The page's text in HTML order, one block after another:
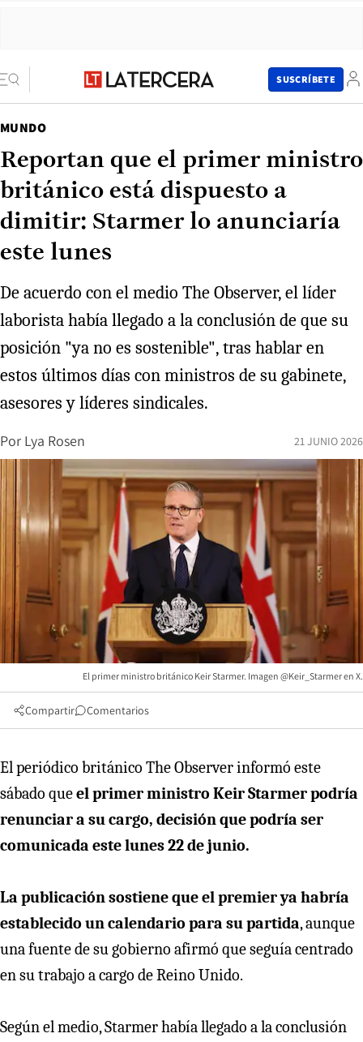
SUSCRÍBETE
MUNDO
Reportan que el primer ministro
británico está dispuesto a
dimitir: Starmer lo anunciaría
este lunes
De acuerdo con el medio The Observer, el líder
laborista había llegado a la conclusión de que su
posición "ya no es sostenible", tras hablar en
estos últimos días con ministros de su gabinete,
asesores y líderes sindicales.
Por Lya Rosen 21 JUNIO 2026
El primer ministro británico Keir Starmer. Imagen @Keir_Starmer en X.
Compartir Comentarios
El periódico británico The Observer informó este
sábado queel primer ministro Keir Starmer podría
renunciar a su cargo, decisión que podría ser
comunicada este lunes 22 de junio.
La publicación sostiene que el premier ya habría
establecido un calendario para su partida, aunque
una fuente de su gobierno afirmó que seguía centrado
en su trabajo a cargo de Reino Unido.
Según el medio, Starmer había llegado a la conclusión